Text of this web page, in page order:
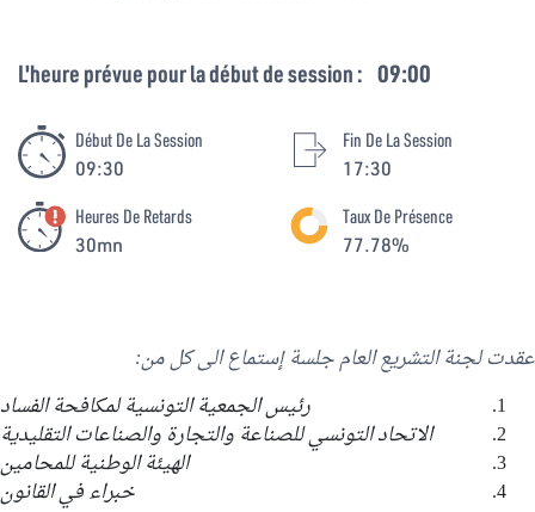
L'heure prévue pour la début de session : 09:00
Début De La Session
09:30
Fin De La Session
17:30
Heures De Retards
30mn
Taux De Présence
77.78%
عقدتلجنة التشريع العام جلسة إستماع الى كل من:
رئيس الجمعية التونسية لمكافحة الفساد
الاتحاد التونسي للصناعة والتجارة والصناعات التقليدية
الهيئة الوطنية للمحامين
خبراء في القانون